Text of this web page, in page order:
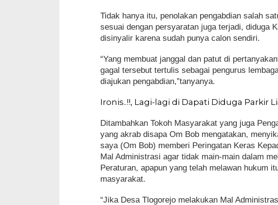
Tidak hanya itu, penolakan pengabdian salah
sesuai dengan persyaratan juga terjadi, diduga
disinyalir karena sudah punya calon sendiri.
“Yang membuat janggal dan patut di
gagal tersebut tertulis sebagai pengurus
diajukan pengabdian,”tanyanya.
Ironis..!!, Lagi-lagi di Dapati Diduga Parkir
Ditambahkan Tokoh Masyarakat yang juga
yang akrab disapa Om Bob mengatakan,
saya (Om Bob) memberi Peringatan Keras
Mal Administrasi agar tidak main-main dalam
Peraturan, apapun yang telah melawan hukum
masyarakat.
“Jika Desa Tlogorejo melakukan Mal